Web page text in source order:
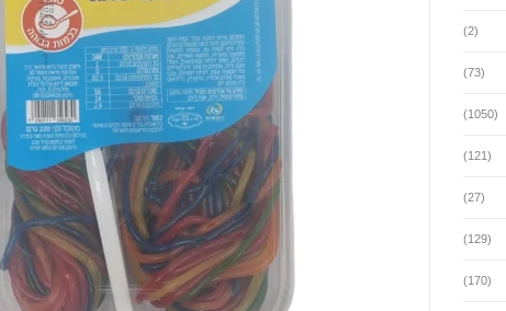
(2)
(73)
(1050)
(121)
(27)
(129)
(170)